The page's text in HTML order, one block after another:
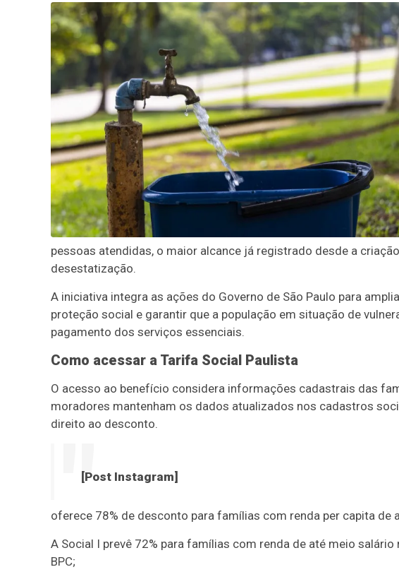
pessoas atendidas, o maior alcance já registrado desde a
desestatização.
A iniciativa integra as ações do Governo de São Paulo para
proteção social e garantir que a população em situação de
pagamento dos serviços essenciais.
Como acessar a Tarifa Social Paulista
O acesso ao benefício considera informações cadastrais das
moradores mantenham os dados atualizados nos cadastros
direito ao desconto.
[Post Instagram]
oferece 78% de desconto para famílias com renda per capita de
A Social I prevê 72% para famílias com renda de até meio
BPC;